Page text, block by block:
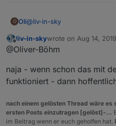
var
});
O Oli@liv-in-sky
wow, du bist der Beste,
Offline
liv-in-skywrote on Aug 14,
last edited by
@Oliver-Böhm
naja - wenn schon das mit
funktioniert - dann
nach einem gelösten Thread wäre
ersten Posts einzutragen [gelöst]-...
im Beitrag wenn er euch geholfen hat.